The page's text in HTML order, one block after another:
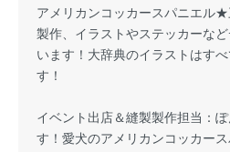
アメリカンコッカースパニエル
製作、イラストやステッカーな
います！大辞典のイラストはす
す！
イベント出店＆縫製製作担当：
す！愛犬のアメリカンコッカー